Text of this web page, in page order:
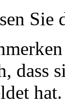
Sie
dass
hat.